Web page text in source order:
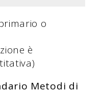
o
è
Metodi di